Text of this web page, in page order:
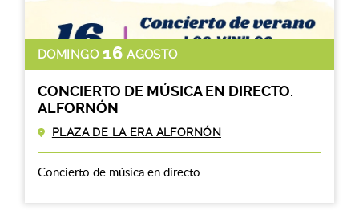
DOMINGO 16 AGOSTO
PLAZA DE LA ERA ALFORNÓN
CONCIERTO DE MÚSICA EN DIRECTO.
ALFORNÓN
Concierto de música en directo.